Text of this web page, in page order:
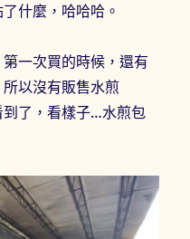
什麼，哈哈哈。
一次買的時候，還有
以沒有販售水煎
了，看樣子…水煎包